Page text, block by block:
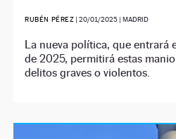
RUBÉN PÉREZ |20/01/2025 | MADRID
La nueva política, que entrará
de 2025, permitirá estas
delitos graves o violentos.